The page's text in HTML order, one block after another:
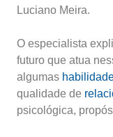
Luciano Meira.
O especialista
futuro que atua
algumas
qualidade de
psicológica,